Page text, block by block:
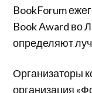
BookForum
Book Award во
определяют
Организаторы
организация